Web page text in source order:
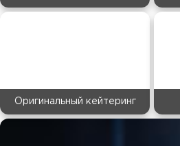
Оригинальный кейтеринг